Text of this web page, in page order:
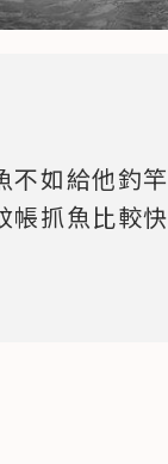
不如給他釣
帳抓魚比較